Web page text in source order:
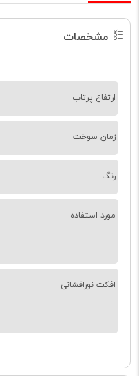
مشخصات
ارتفاع پرتاب
زمان سوخت
رنگ
مورد استفاده
افکت نورافشانی